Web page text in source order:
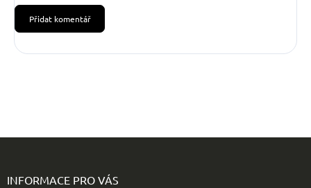
Přidat komentář
INFORMACE PRO VÁS